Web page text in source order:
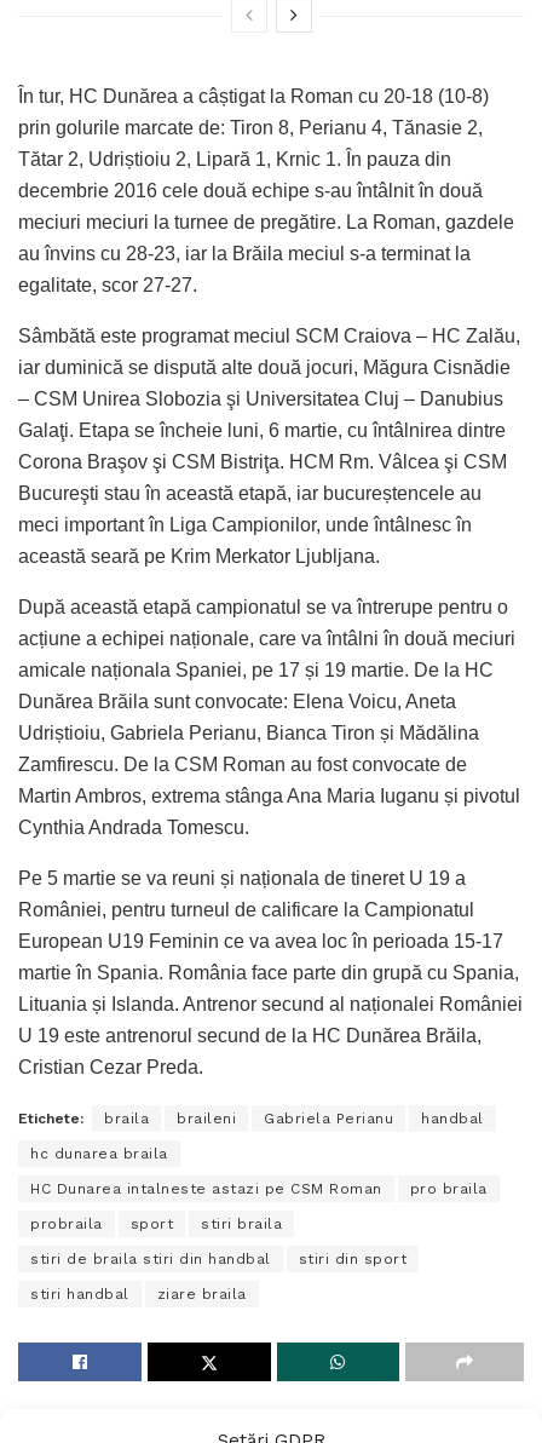
În tur, HC Dunărea a câștigat la Roman cu 20-18 (10-8)
prin golurile marcate de: Tiron 8, Perianu 4, Tănasie 2,
Tătar 2, Udriștioiu 2, Lipară 1, Krnic 1. În pauza din
decembrie 2016 cele două echipe s-au întâlnit în două
meciuri meciuri la turnee de pregătire. La Roman, gazdele
au învins cu 28-23, iar la Brăila meciul s-a terminat la
egalitate, scor 27-27.
Sâmbătă este programat meciul SCM Craiova – HC Zalău,
iar duminică se dispută alte două jocuri, Măgura Cisnădie
– CSM Unirea Slobozia şi Universitatea Cluj – Danubius
Galaţi. Etapa se încheie luni, 6 martie, cu întâlnirea dintre
Corona Braşov şi CSM Bistriţa. HCM Rm. Vâlcea şi CSM
Bucureşti stau în această etapă, iar bucureștencele au
meci important în Liga Campionilor, unde întâlnesc în
această seară pe Krim Merkator Ljubljana.
După această etapă campionatul se va întrerupe pentru o
acțiune a echipei naționale, care va întâlni în două meciuri
amicale naționala Spaniei, pe 17 și 19 martie. De la HC
Dunărea Brăila sunt convocate: Elena Voicu, Aneta
Udriștioiu, Gabriela Perianu, Bianca Tiron și Mădălina
Zamfirescu. De la CSM Roman au fost convocate de
Martin Ambros, extrema stânga Ana Maria Iuganu și pivotul
Cynthia Andrada Tomescu.
Pe 5 martie se va reuni și naționala de tineret U 19 a
României, pentru turneul de calificare la Campionatul
European U19 Feminin ce va avea loc în perioada 15-17
martie în Spania. România face parte din grupă cu Spania,
Lituania și Islanda. Antrenor secund al naționalei României
U 19 este antrenorul secund de la HC Dunărea Brăila,
Cristian Cezar Preda.
Etichete: braila braileni Gabriela Perianu handbal
hc dunarea braila
HC Dunarea intalneste astazi pe CSM Roman pro braila
probraila sport stiri braila
stiri de braila stiri din handbal stiri din sport
stiri handbal ziare braila